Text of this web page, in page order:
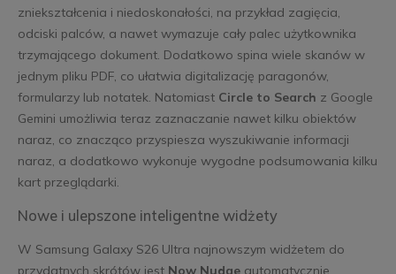
zniekształcenia i niedoskonałości, na przykład zagięcia,
odciski palców, a nawet wymazuje cały palec użytkownika
trzymającego dokument. Dodatkowo spina wiele skanów w
jednym pliku PDF, co ułatwia digitalizację paragonów,
formularzy lub notatek. Natomiast Circle to Search z Google
Gemini umożliwia teraz zaznaczanie nawet kilku obiektów
naraz, co znacząco przyspiesza wyszukiwanie informacji
naraz, a dodatkowo wykonuje wygodne podsumowania kilku
kart przeglądarki.
Nowe i ulepszone inteligentne widżety
W Samsung Galaxy S26 Ultra najnowszym widżetem do
przydatnych skrótów jest Now Nudgeautomatycznie